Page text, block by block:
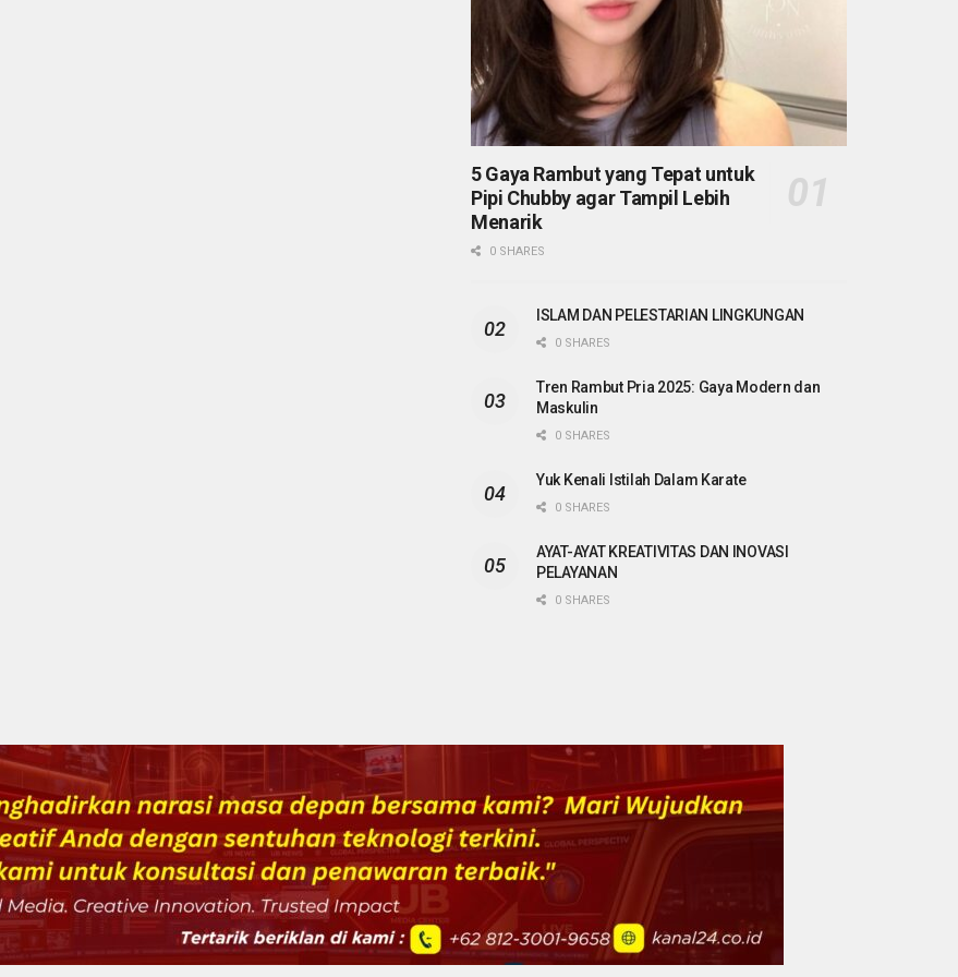
5 Gaya Rambut yang Tepat untuk
Pipi Chubby agar Tampil Lebih
Menarik
0 SHARES
ISLAM DAN PELESTARIAN LINGKUNGAN
0 SHARES
Tren Rambut Pria 2025: Gaya Modern dan
Maskulin
0 SHARES
Yuk Kenali Istilah Dalam Karate
0 SHARES
AYAT-AYAT KREATIVITAS DAN INOVASI
PELAYANAN
0 SHARES